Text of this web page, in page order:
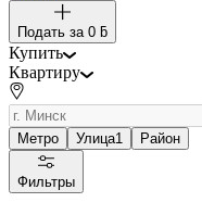
Подать за 0 ƃ
Купить
Квартиру
Метро Улица1 Район
Фильтры